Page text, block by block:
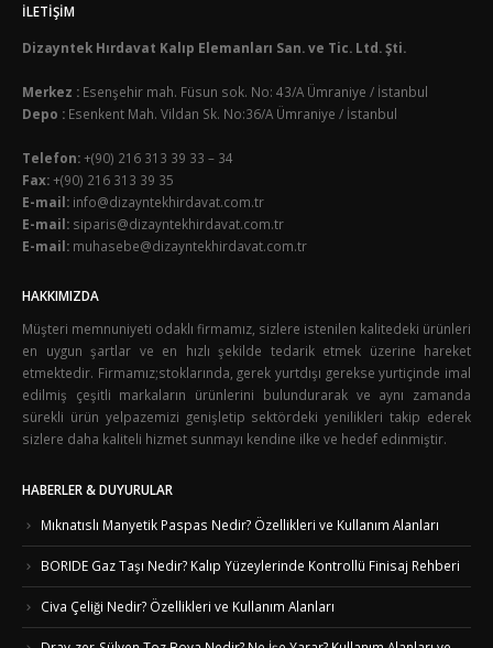
İLETIŞIM
Dizayntek Hırdavat Kalıp Elemanları San. ve Tic. Ltd. Şti.
Merkez : Esenşehir mah. Füsun sok. No: 43/A Ümraniye / İstanbul
Depo : Esenkent Mah. Vildan Sk. No:36/A Ümraniye / İstanbul
Telefon:+(90) 216 313 39 33 – 34
Fax:+(90) 216 313 39 35
E-mail: info@dizayntekhirdavat.com.tr
E-mail: siparis@dizayntekhirdavat.com.tr
E-mail: muhasebe@dizayntekhirdavat.com.tr
HAKKIMIZDA
Müşteri memnuniyeti odaklı firmamız, sizlere istenilen kalitedeki ürünleri
en uygun şartlar ve en hızlı şekilde tedarik etmek üzerine hareket
etmektedir. Firmamız;stoklarında, gerek yurtdışı gerekse yurtiçinde imal
edilmiş çeşitli markaların ürünlerini bulundurarak ve aynı zamanda
sürekli ürün yelpazemizi genişletip sektördeki yenilikleri takip ederek
sizlere daha kaliteli hizmet sunmayı kendine ilke ve hedef edinmiştir.
HABERLER & DUYURULAR
Mıknatıslı Manyetik Paspas Nedir? Özellikleri ve Kullanım Alanları
BORIDE Gaz Taşı Nedir? Kalıp Yüzeylerinde Kontrollü Finisaj Rehberi
Civa Çeliği Nedir? Özellikleri ve Kullanım Alanları